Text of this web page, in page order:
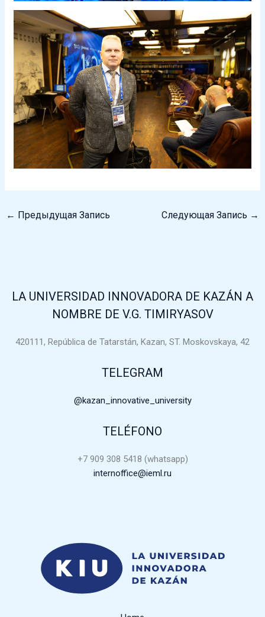
← Предыдущая Запись Следующая Запись →
LA UNIVERSIDAD INNOVADORA DE KAZÁN A
NOMBRE DE V.G. TIMIRYASOV
420111, República de Tatarstán, Kazan, ST. Moskovskaya, 42
TELEGRAM
@kazan_innovative_university
TELÉFONO
+7 909 308 5418 (whatsapp)
internoffice@ieml.ru